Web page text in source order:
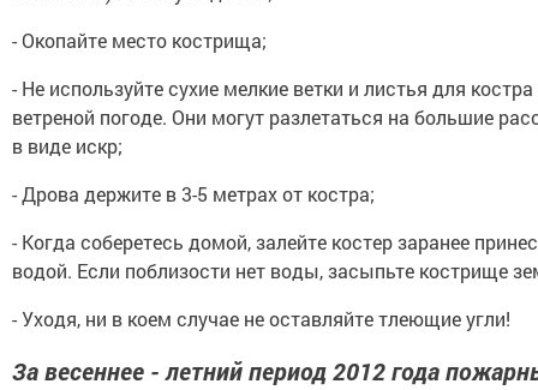
- Окопайте место кострища;
- Не используйте сухие мелкие ветки и листья для
ветреной погоде. Они могут разлетаться на большие
в виде искр;
- Дрова держите в 3-5 метрах от костра;
- Когда соберетесь домой, залейте костер заранее
водой. Если поблизости нет воды, засыпьте кострище
- Уходя, ни в коем случае не оставляйте тлеющие угли!
За весеннее - летний период 2012 года